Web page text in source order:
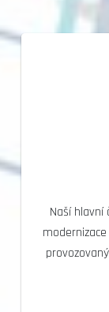
Naší hlavní